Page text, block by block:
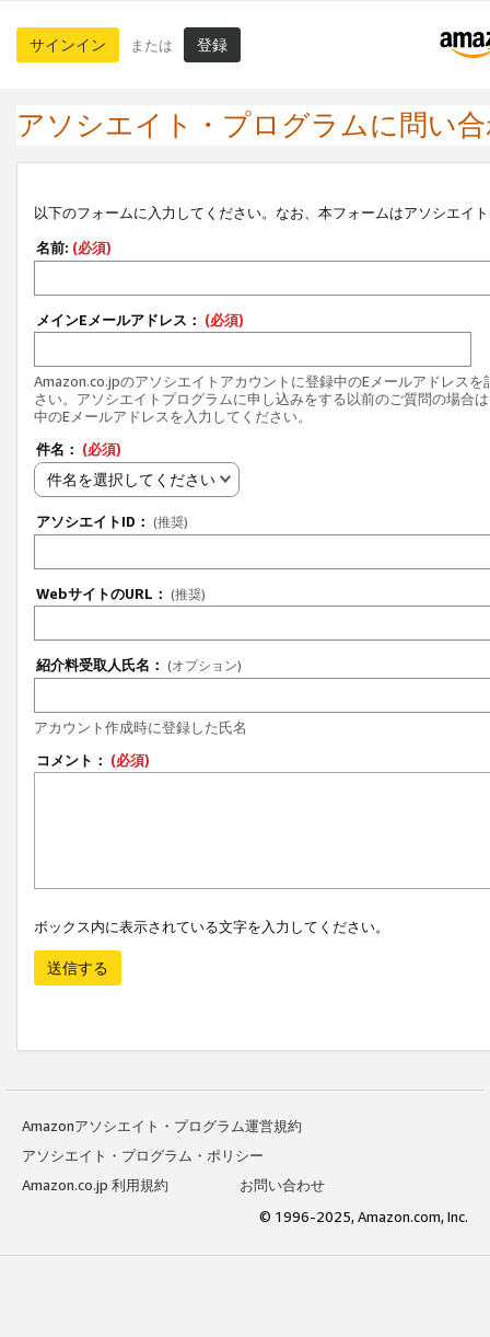
サインイン または 登録
アソシエイト・プログラムに問い
以下のフォームに入力してください。なお、本フォームはアソシエイ
名前: (必須)
メインEメールアドレス： (必須)
Amazon.co.jpのアソシエイトアカウントに登録中のEメールアドレスを
さい。アソシエイトプログラムに申し込みをする以前のご質問の場合
中のEメールアドレスを入力してください。
件名： (必須)
件名を選択してください
アソシエイトID： (推奨)
WebサイトのURL： (推奨)
紹介料受取人氏名： (オプション)
アカウント作成時に登録した氏名
コメント： (必須)
ボックス内に表示されている文字を入力してください。
送信する
Amazonアソシエイト・プログラム運営規約
アソシエイト・プログラム・ポリシー
Amazon.co.jp 利用規約
お問い合わせ
© 1996-2025, Amazon.com, Inc.